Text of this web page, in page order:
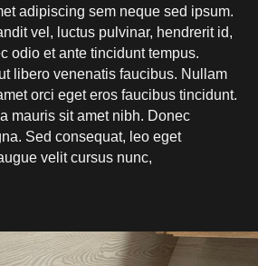
adipiscing sem neque sed ipsum.
vel, luctus pulvinar, hendrerit id,
odio et ante tincidunt tempus.
libero venenatis faucibus. Nullam
orci eget eros faucibus tincidunt.
mauris sit amet nibh. Donec
Sed consequat, leo eget
velit cursus nunc,